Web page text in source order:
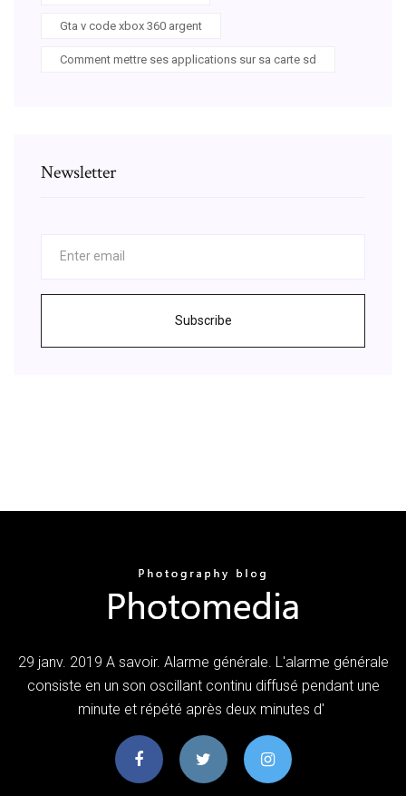
Gta v code xbox 360 argent
Comment mettre ses applications sur sa carte sd
Newsletter
Subscribe
29 janv. 2019 A savoir. Alarme générale. L'alarme générale
consiste en un son oscillant continu diffusé pendant une
minute et répété après deux minutes d'